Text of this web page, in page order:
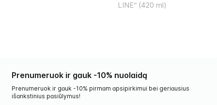
LINE“ (420 ml)
Prenumeruok ir gauk -10% nuolaidą
Prenumeruok ir gauk -10% pirmam apsipirkimui bei geriausius
išankstinius pasiūlymus!